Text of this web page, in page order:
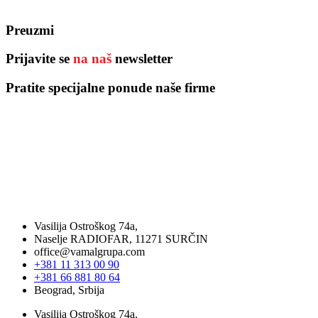
Preuzmi
Prijavite se na naš newsletter
Pratite specijalne ponude naše firme
Vasilija Ostroškog 74a,
Naselje RADIOFAR, 11271 SURČIN
office@vamalgrupa.com
+381 11 313 00 90
+381 66 881 80 64
Beograd, Srbija
Vasilija Ostroškog 74a,